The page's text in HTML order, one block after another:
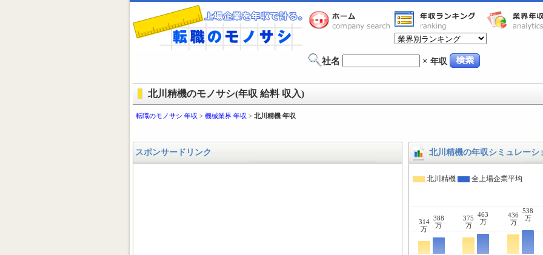
社名 × 年収
北川精機のモノサシ(年収 給料 収入)
転職のモノサシ 年収 > 機械業界 年収 > 北川精機 年収
スポンサードリンク 北川精機の年収シミュレーシ
北川精機 全上場企業平均
314
万
388
万
375
万
463
万
436
万
538
万